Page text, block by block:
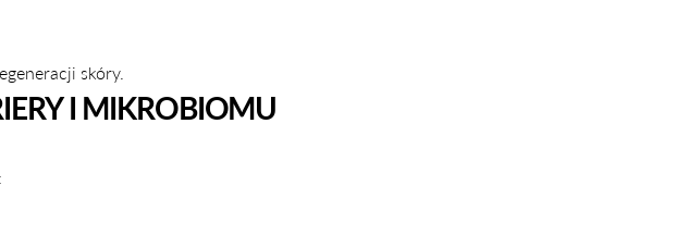
skóry.
I MIKROBIOMU